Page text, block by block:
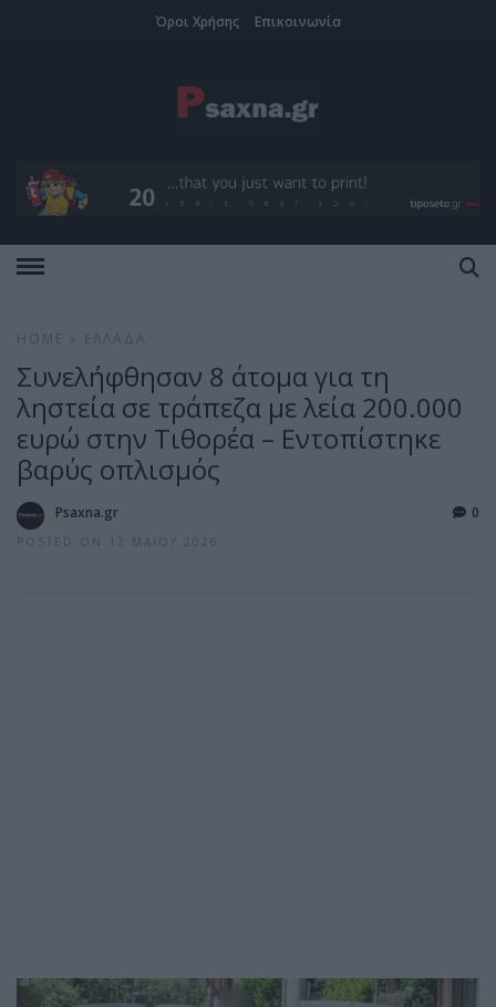
Όροι Χρήσης Επικοινωνία
HOME ΕΛΛΆΔΑ
Συνελήφθησαν 8 άτομα για τη
ληστεία σε τράπεζα με λεία 200.000
ευρώ στην Τιθορέα – Εντοπίστηκε
βαρύς οπλισμός
Psaxna.gr
POSTED ON 12 ΜΑΪ́ΟΥ 2026
0